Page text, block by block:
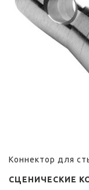
Коннектор для
СЦЕНИЧЕСКИЕ